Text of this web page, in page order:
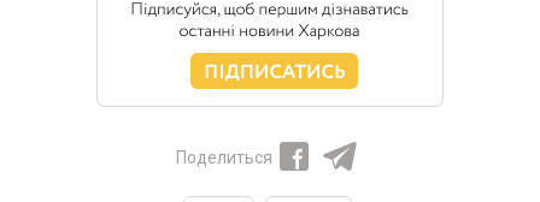
Поделиться